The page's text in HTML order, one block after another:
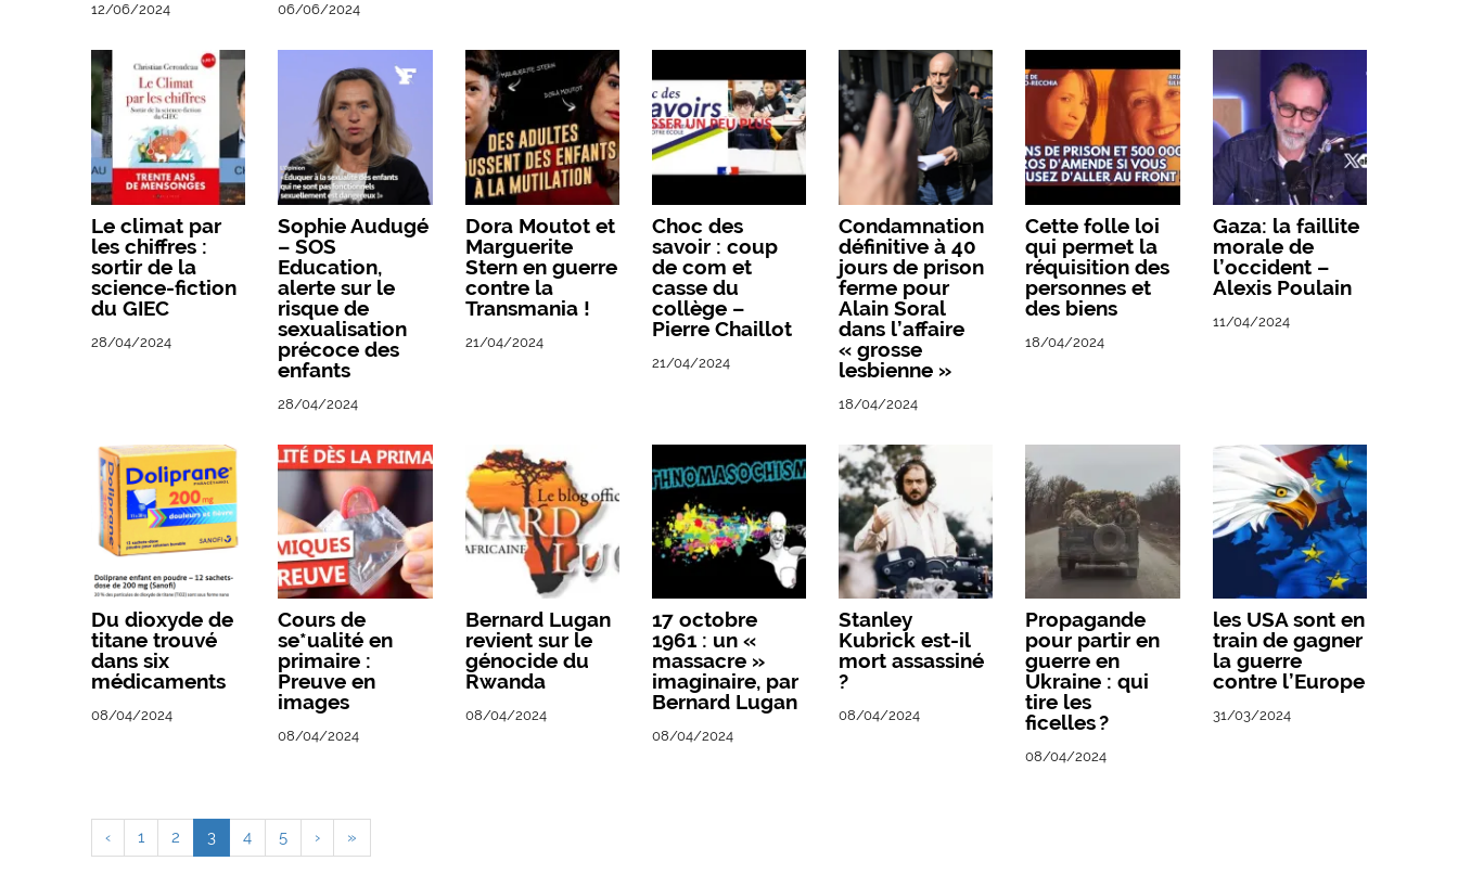
12/06/2024 06/06/2024
Le climat par
les chiffres :
sortir de la
science-fiction
du GIEC
28/04/2024
Sophie Audugé
– SOS
Education,
alerte sur le
risque de
sexualisation
précoce des
enfants
28/04/2024
Dora Moutot et
Marguerite
Stern en guerre
contre la
Transmania !
21/04/2024
Choc des
savoir : coup
de com et
casse du
collège –
Pierre Chaillot
21/04/2024
Condamnation
définitive à 40
jours de prison
ferme pour
Alain Soral
dans l’affaire
« grosse
lesbienne »
18/04/2024
Cette folle loi
qui permet la
réquisition des
personnes et
des biens
18/04/2024
Gaza: la faillite
morale de
l’occident –
Alexis Poulain
11/04/2024
Du dioxyde de
titane trouvé
dans six
médicaments
08/04/2024
Cours de
se*ualité en
primaire :
Preuve en
images
08/04/2024
Bernard Lugan
revient sur le
génocide du
Rwanda
08/04/2024
17 octobre
1961 : un «
massacre »
imaginaire, par
Bernard Lugan
08/04/2024
Stanley
Kubrick est-il
mort assassiné
?
08/04/2024
Propagande
pour partir en
guerre en
Ukraine : qui
tire les
ficelles ?
08/04/2024
les USA sont en
train de gagner
la guerre
contre l’Europe
31/03/2024
‹ 1 2 3 4 5 › »